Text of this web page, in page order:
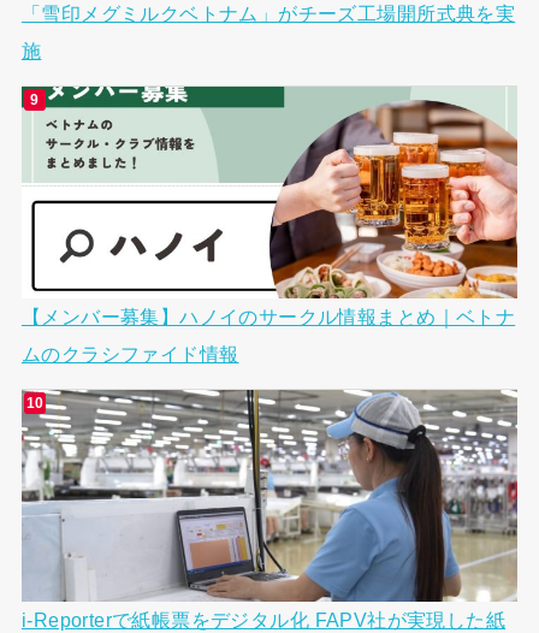
「雪印メグミルクベトナム」がチーズ工場開所式典を実
施
【メンバー募集】ハノイのサークル情報まとめ｜ベトナ
ムのクラシファイド情報
i-Reporterで紙帳票をデジタル化 FAPV社が実現した紙